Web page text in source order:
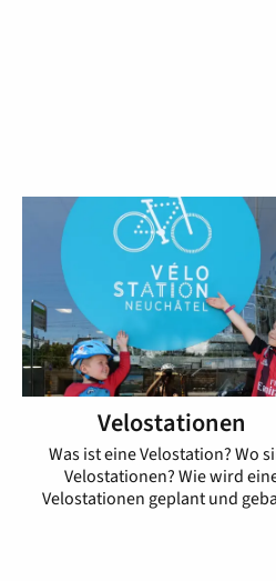
Velostationen
Was ist eine Velostation? Wo
Velostationen? Wie wird
Velostationen geplant und